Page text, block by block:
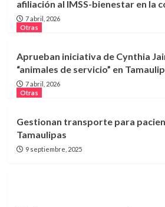
afiliación al IMSS-bienestar en la
7 abril, 2026
Otras
Aprueban iniciativa de Cynthia
“animales de servicio” en
7 abril, 2026
Otras
Gestionan transporte para
Tamaulipas
9 septiembre, 2025